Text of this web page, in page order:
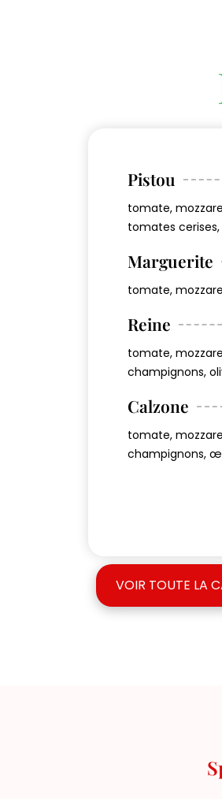
Pistou
tomate,
tomates
Marguerite
tomate,
Reine
tomate,
champignons,
Calzone
tomate,
champignons,
VOIR TOUTE LA